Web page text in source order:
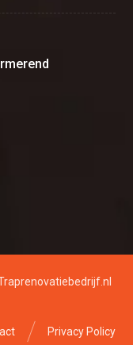
Privacy Policy